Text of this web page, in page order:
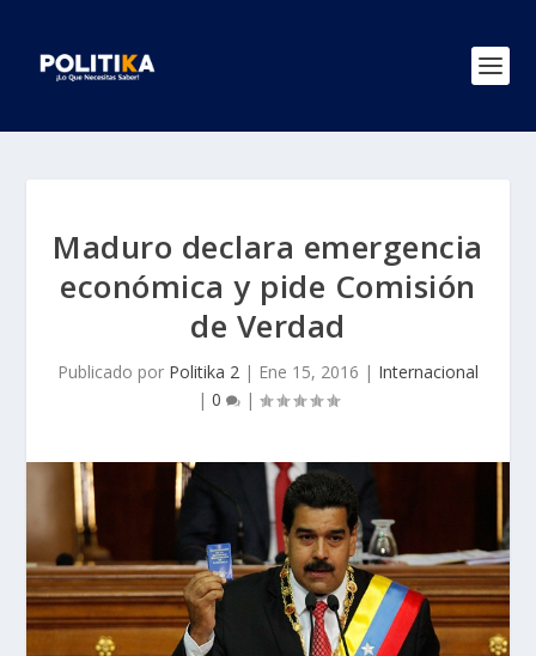
Maduro declara emergencia
económica y pide Comisión
de Verdad
Publicado por Politika 2 | Ene 15, 2016 | Internacional
| 0 |